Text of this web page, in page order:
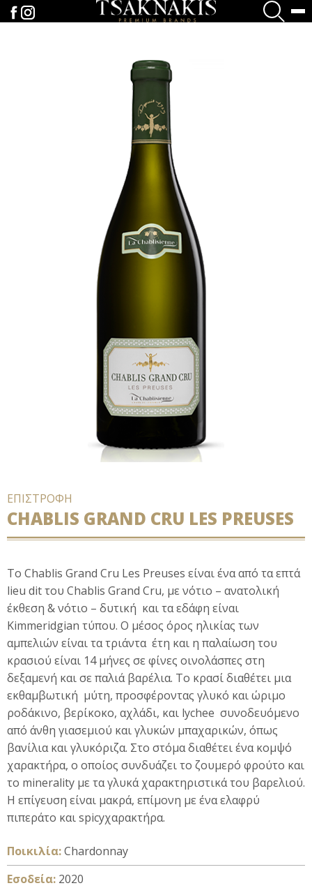
ΕΠΙΣΤΡΟΦΗ
CHABLIS GRAND CRU LES PREUSES
Το Chablis Grand Cru Les Preuses είναι ένα από τα επτά
lieu dit του Chablis Grand Cru, με νότιο – ανατολική
έκθεση & νότιο – δυτική και τα εδάφη είναι
Kimmeridgian τύπου. Ο μέσος όρος ηλικίας των
αμπελιών είναι τα τριάντα έτη και η παλαίωση του
κρασιού είναι 14 μήνες σε φίνες οινολάσπες στη
δεξαμενή και σε παλιά βαρέλια. Το κρασί διαθέτει μια
εκθαμβωτική μύτη, προσφέροντας γλυκό και ώριμο
ροδάκινο, βερίκοκο, αχλάδι, και lychee συνοδευόμενο
από άνθη γιασεμιού και γλυκών μπαχαρικών, όπως
βανίλια και γλυκόριζα. Στο στόμα διαθέτει ένα κομψό
χαρακτήρα, ο οποίος συνδυάζει το ζουμερό φρούτο και
το minerality με τα γλυκά χαρακτηριστικά του βαρελιού.
Η επίγευση είναι μακρά, επίμονη με ένα ελαφρύ
πιπεράτο και spicyχαρακτήρα.
Ποικιλία:Chardonnay
Εσοδεία: 2020